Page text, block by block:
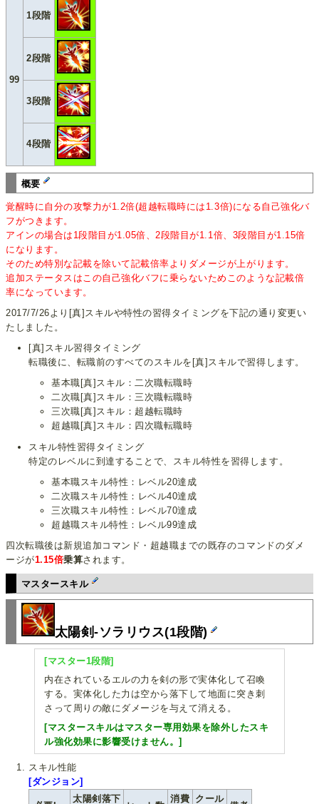
99
1段階
2段階
3段階
4段階
概要
覚醒時に自分の攻撃力が1.2倍(超越転職時には1.3倍)になる自己強化バ
フがつきます。
アインの場合は1段階目が1.05倍、2段階目が1.1倍、3段階目が1.15倍
になります。
そのため特別な記載を除いて記載倍率よりダメージが上がります。
追加ステータスはこの自己強化バフに乗らないためこのような記載倍
率になっています。
2017/7/26より[真]スキルや特性の習得タイミングを下記の通り変更い
たしました。
[真]スキル習得タイミング
転職後に、転職前のすべてのスキルを[真]スキルで習得します。
基本職[真]スキル：二次職転職時
二次職[真]スキル：三次職転職時
三次職[真]スキル：超越転職時
超越職[真]スキル：四次職転職時
スキル特性習得タイミング
特定のレベルに到達することで、スキル特性を習得します。
基本職スキル特性：レベル20達成
二次職スキル特性：レベル40達成
三次職スキル特性：レベル70達成
超越職スキル特性：レベル99達成
四次転職後は新規追加コマンド・超越職までの既存のコマンドのダメ
ージが1.15倍乗算されます。
マスタースキル
太陽剣-ソラリウス(1段階)
[マスター1段階]
内在されているエルの力を剣の形で実体化して召喚
する。実体化した力は空から落下して地面に突き刺
さって周りの敵にダメージを与えて消える。
[マスタースキルはマスター専用効果を除外したスキ
ル強化効果に影響受けません。]
スキル性能
[ダンジョン]
太陽剣落下 消費 クール